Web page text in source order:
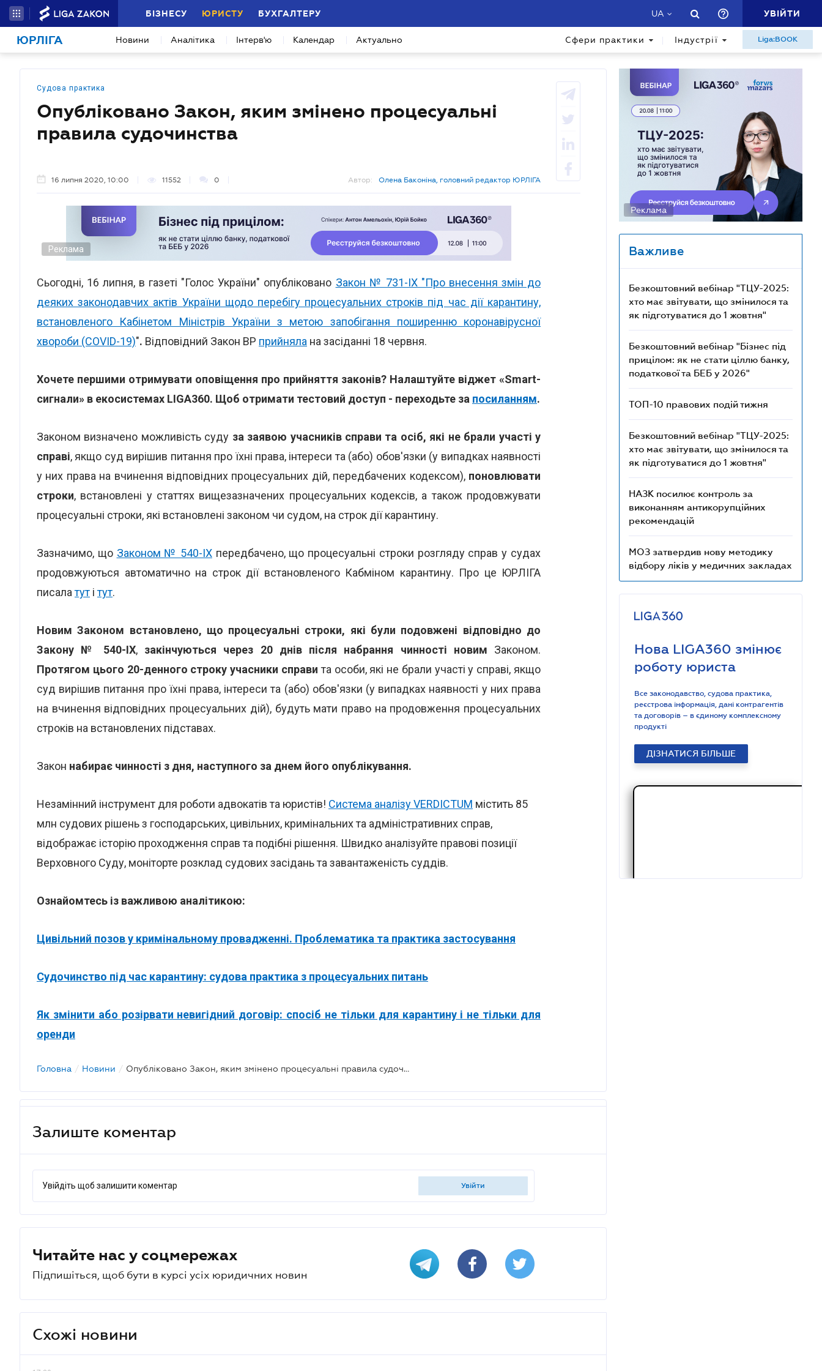
БІЗНЕСУ ЮРИСТУ БУХГАЛТЕРУ UA УВІЙТИ
ЮРЛІГА Новини Аналітика Інтерв'ю Календар Актуально Сфери практики Індустрії Liga:BOOK
Судова практика
Опубліковано Закон, яким змінено процесуальні
правила судочинства
16 липня 2020, 10:00 11552 0 Автор: Олена Баконіна, головний редактор ЮРЛІГА
Реклама
Сьогодні, 16 липня, в газеті "Голос України" опубліковано Закон № 731-IX "Про внесення змін до
деяких законодавчих актів України щодо перебігу процесуальних строків під час дії карантину,
встановленого Кабінетом Міністрів України з метою запобігання поширенню коронавірусної
хвороби (COVID-19)". Відповідний Закон ВР прийняла на засіданні 18 червня.
Хочете першими отримувати оповіщення про прийняття законів? Налаштуйте віджет «Smart-
сигнали» в екосистемах LIGA360. Щоб отримати тестовий доступ - переходьте за посиланням.
Законом визначено можливість суду за заявою учасників справи та осіб, які не брали участі у
справі, якщо суд вирішив питання про їхні права, інтереси та (або) обов'язки (у випадках наявності
у них права на вчинення відповідних процесуальних дій, передбачених кодексом), поновлювати
строки, встановлені у статтях вищезазначених процесуальних кодексів, а також продовжувати
процесуальні строки, які встановлені законом чи судом, на строк дії карантину.
Зазначимо, що Законом № 540-IXпередбачено, що процесуальні строки розгляду справ у судах
продовжуються автоматично на строк дії встановленого Кабміном карантину. Про це ЮРЛІГА
писалатут ітут.
Новим Законом встановлено, що процесуальні строки, які були подовжені відповідно до
Закону № 540-IX, закінчуються через 20 днів після набрання чинності новим Законом.
Протягом цього 20-денного строку учасники справи та особи, які не брали участі у справі, якщо
суд вирішив питання про їхні права, інтереси та (або) обов'язки (у випадках наявності у них права
на вчинення відповідних процесуальних дій), будуть мати право на продовження процесуальних
строків на встановлених підставах.
Закон набирає чинності з дня, наступного за днем його опублікування.
Незамінний інструмент для роботи адвокатів та юристів! Система аналізу VERDICTUM містить 85
млн судових рішень з господарських, цивільних, кримінальних та адміністративних справ,
відображає історію проходження справ та подібні рішення. Швидко аналізуйте правові позиції
Верховного Суду, моніторте розклад судових засідань та завантаженість суддів.
Ознайомтесь із важливою аналітикою:
Цивільний позов у кримінальному провадженні. Проблематика та практика застосування
Судочинство під час карантину: судова практика з процесуальних питань
Як змінити або розірвати невигідний договір: спосіб не тільки для карантину і не тільки для
оренди
Головна / Новини / Опубліковано Закон, яким змінено процесуальні правила судочинства
Залиште коментар
Увійдіть щоб залишити коментар увійти
Читайте нас у соцмережах
Підпишіться, щоб бути в курсі усіх юридичних новин
Схожі новини
Реклама
Важливе
Безкоштовний вебінар "ТЦУ-2025:
хто має звітувати, що змінилося та
як підготуватися до 1 жовтня"
Безкоштовний вебінар "Бізнес під
прицілом: як не стати ціллю банку,
податкової та БЕБ у 2026"
ТОП-10 правових подій тижня
Безкоштовний вебінар "ТЦУ-2025:
хто має звітувати, що змінилося та
як підготуватися до 1 жовтня"
НАЗК посилює контроль за
виконанням антикорупційних
рекомендацій
МОЗ затвердив нову методику
відбору ліків у медичних закладах
Нова LIGA360 змінює
роботу юриста
Все законодавство, судова практика,
реєстрова інформація, дані контрагентів
та договорів – в єдиному комплексному
продукті
ДІЗНАТИСЯ БІЛЬШЕ